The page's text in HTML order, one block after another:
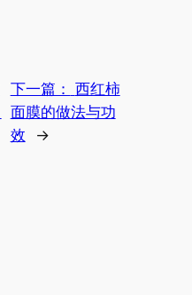
下一篇： 西红柿
面膜的做法与功
效
→